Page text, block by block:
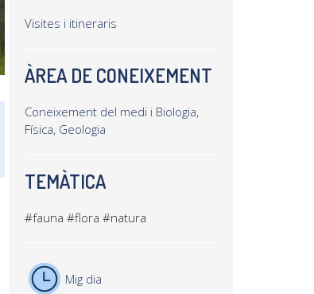
Visites i itineraris
ÀREA DE CONEIXEMENT
Coneixement del medi i Biologia,
Física, Geologia
TEMÀTICA
#fauna #flora #natura
Mig dia